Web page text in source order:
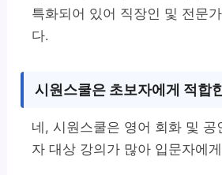
특화되어 있어 직장인 및 전문
다.
시원스쿨은 초보자에게 적합
네, 시원스쿨은 영어 회화 및 공
자 대상 강의가 많아 입문자에